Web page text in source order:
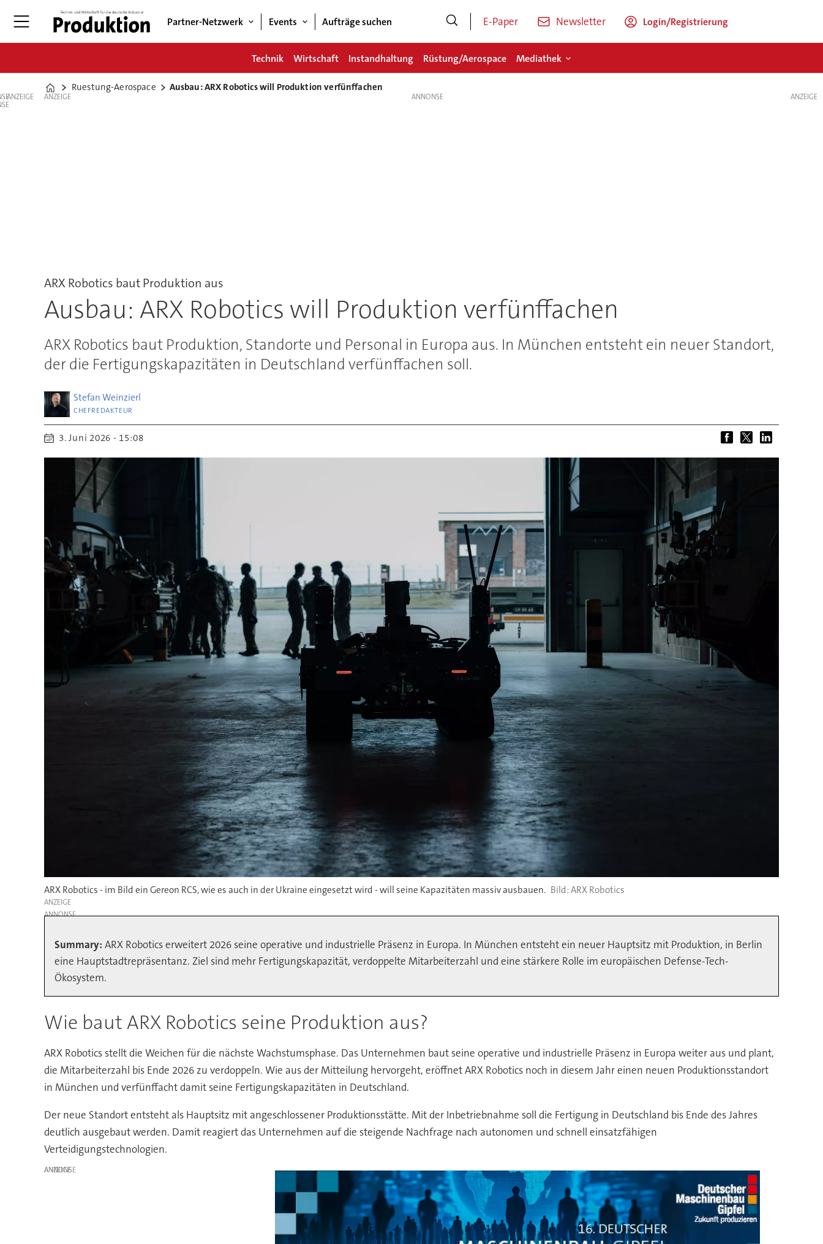
Partner-Netzwerk Events Aufträge suchen E-Paper Newsletter Login/Registrierung
Technik Wirtschaft Instandhaltung Rüstung/Aerospace Mediathek
Home
Ruestung-Aerospace Ausbau: ARX Robotics will Produktion verfünffachen
ANZEIGE ANZEIGE
ARX Robotics baut Produktion aus
Ausbau: ARX Robotics will Produktion verfünffachen
ARX Robotics baut Produktion, Standorte und Personal in Europa aus. In München entsteht ein neuer Standort,
der die Fertigungskapazitäten in Deutschland verfünffachen soll.
Stefan Weinzierl
CHEFREDAKTEUR
3. Juni 2026 - 15:08
ARX Robotics - im Bild ein Gereon RCS, wie es auch in der Ukraine eingesetzt wird - will seine Kapazitäten massiv ausbauen. ARX Robotics
ANZEIGE
Summary: ARX Robotics erweitert 2026 seine operative und industrielle Präsenz in Europa. In München entsteht ein neuer Hauptsitz mit Produktion, in Berlin
eine Hauptstadtrepräsentanz. Ziel sind mehr Fertigungskapazität, verdoppelte Mitarbeiterzahl und eine stärkere Rolle im europäischen Defense-Tech-
Ökosystem.
Wie baut ARX Robotics seine Produktion aus?
ARX Robotics stellt die Weichen für die nächste Wachstumsphase. Das Unternehmen baut seine operative und industrielle Präsenz in Europa weiter aus und plant,
die Mitarbeiterzahl bis Ende 2026 zu verdoppeln. Wie aus der Mitteilung hervorgeht, eröffnet ARX Robotics noch in diesem Jahr einen neuen Produktionsstandort
in München und verfünffacht damit seine Fertigungskapazitäten in Deutschland.
Der neue Standort entsteht als Hauptsitz mit angeschlossener Produktionsstätte. Mit der Inbetriebnahme soll die Fertigung in Deutschland bis Ende des Jahres
deutlich ausgebaut werden. Damit reagiert das Unternehmen auf die steigende Nachfrage nach autonomen und schnell einsatzfähigen
Verteidigungstechnologien.
ANZEIGE
ANZEIGE